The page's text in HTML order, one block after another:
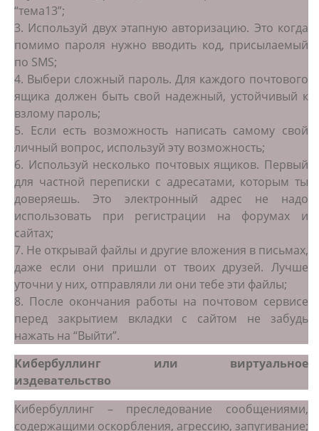
“тема13”;
3. Используй двух этапную авторизацию. Это когда
помимо пароля нужно вводить код, присылаемый
по SMS;
4. Выбери сложный пароль. Для каждого почтового
ящика должен быть свой надежный, устойчивый к
взлому пароль;
5. Если есть возможность написать самому свой
личный вопрос, используй эту возможность;
6. Используй несколько почтовых ящиков. Первый
для частной переписки с адресатами, которым ты
доверяешь. Это электронный адрес не надо
использовать при регистрации на форумах и
сайтах;
7. Не открывай файлы и другие вложения в письмах,
даже если они пришли от твоих друзей. Лучше
уточни у них, отправляли ли они тебе эти файлы;
8. После окончания работы на почтовом сервисе
перед закрытием вкладки с сайтом не забудь
нажать на “Выйти”.
Кибербуллинг или виртуальное
издевательство
Кибербуллинг – преследование сообщениями,
содержащими оскорбления, агрессию, запугивание;